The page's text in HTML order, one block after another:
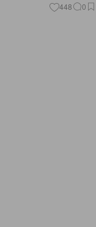
448 0